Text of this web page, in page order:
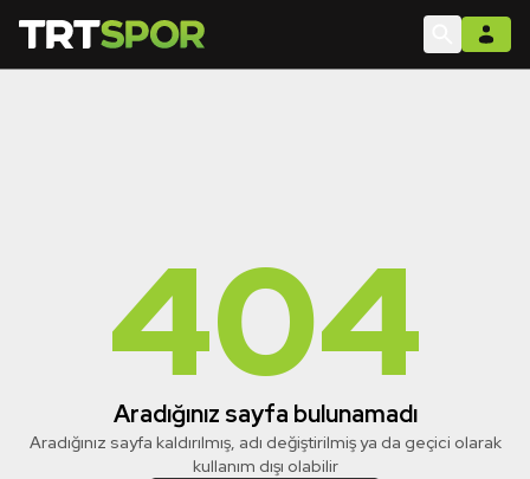
404
Aradığınız sayfa bulunamadı
Aradığınız sayfa kaldırılmış, adı değiştirilmiş ya da geçici olarak
kullanım dışı olabilir